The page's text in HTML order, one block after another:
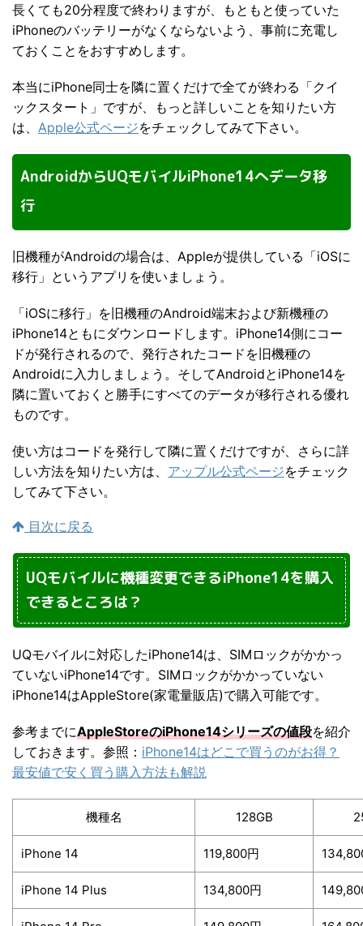
長くても20分程度で終わりますが、もともと使っていた
iPhoneのバッテリーがなくならないよう、事前に充電し
ておくことをおすすめします。
本当にiPhone同士を隣に置くだけで全てが終わる「クイ
ックスタート」ですが、もっと詳しいことを知りたい方
は、 Apple公式ページをチェックしてみて下さい。
AndroidからUQモバイルiPhone14へデータ移
行
旧機種がAndroidの場合は、Appleが提供している「iOSに
移行」というアプリを使いましょう。
「iOSに移行」を旧機種のAndroid端末および新機種の
iPhone14ともにダウンロードします。iPhone14側にコー
ドが発行されるので、発行されたコードを旧機種の
Androidに入力しましょう。そしてAndroidとiPhone14を
隣に置いておくと勝手にすべてのデータが移行される優れ
ものです。
使い方はコードを発行して隣に置くだけですが、さらに詳
しい方法を知りたい方は、 アップル公式ページをチェック
してみて下さい。
目次に戻る
UQモバイルに機種変更できるiPhone14を購入
できるところは？
UQモバイルに対応したiPhone14は、SIMロックがかかっ
ていないiPhone14です。SIMロックがかかっていない
iPhone14はAppleStore(家電量販店)で購入可能です。
参考までにAppleStoreのiPhone14シリーズの値段を紹介
しておきます。参照： iPhone14はどこで買うのがお得？
最安値で安く買う購入方法も解説
機種名 128GB
iPhone 14 119,800円
iPhone 14 Plus 134,800円